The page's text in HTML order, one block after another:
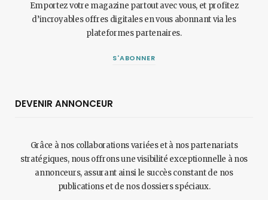
Emportez votre magazine partout avec vous, et profitez
d’incroyables offres digitales en vous abonnant via les
plateformes partenaires.
S'ABONNER
DEVENIR ANNONCEUR
Grâce à nos collaborations variées et à nos partenariats
stratégiques, nous offrons une visibilité exceptionnelle à nos
annonceurs, assurant ainsi le succès constant de nos
publications et de nos dossiers spéciaux.